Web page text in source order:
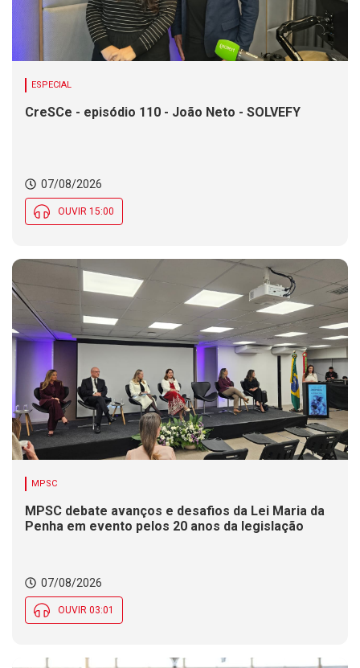
ESPECIAL
CreSCe - episódio 110 - João Neto - SOLVEFY
07/08/2026
OUVIR 15:00
MPSC
MPSC debate avanços e desafios da Lei Maria da
Penha em evento pelos 20 anos da legislação
07/08/2026
OUVIR 03:01